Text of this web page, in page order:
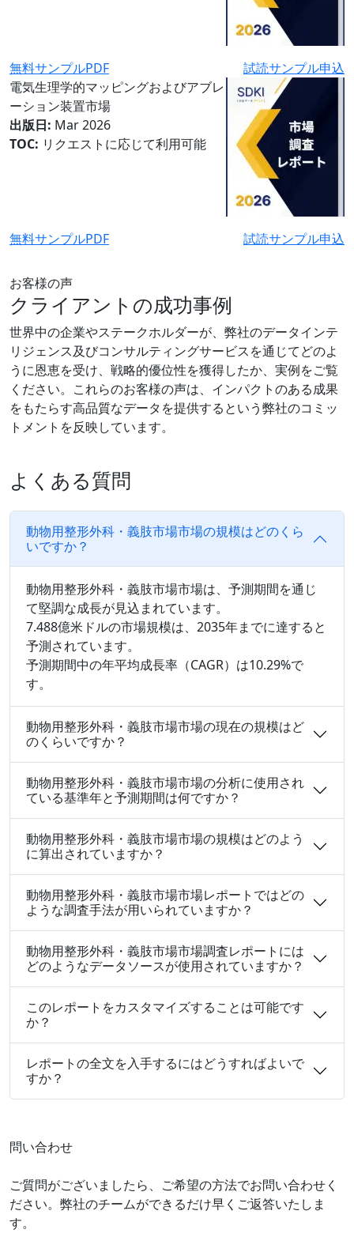
無料サンプルPDF
試読サンプル申込
電気生理学的マッピングおよびアブレ
ーション装置市場
出版日: Mar 2026
TOC: リクエストに応じて利用可能
無料サンプルPDF 試読サンプル申込
お客様の声
クライアントの成功事例
世界中の企業やステークホルダーが、弊社のデータインテ
リジェンス及びコンサルティングサービスを通じてどのよ
うに恩恵を受け、戦略的優位性を獲得したか、実例をご覧
ください。これらのお客様の声は、インパクトのある成果
をもたらす高品質なデータを提供するという弊社のコミッ
トメントを反映しています。
よくある質問
動物用整形外科・義肢市場市場の規模はどのくら
いですか？
動物用整形外科・義肢市場市場は、予測期間を通じ
て堅調な成長が見込まれています。
7.488億米ドルの市場規模は、2035年までに達すると
予測されています。
予測期間中の年平均成長率（CAGR）は10.29%で
す。
動物用整形外科・義肢市場市場の現在の規模はど
のくらいですか？
動物用整形外科・義肢市場市場の分析に使用され
ている基準年と予測期間は何ですか？
動物用整形外科・義肢市場市場の規模はどのよう
に算出されていますか？
動物用整形外科・義肢市場市場レポートではどの
ような調査手法が用いられていますか？
動物用整形外科・義肢市場市場調査レポートには
どのようなデータソースが使用されていますか？
このレポートをカスタマイズすることは可能です
か？
レポートの全文を入手するにはどうすればよいで
すか？
問い合わせ
ご質問がございましたら、ご希望の方法でお問い合わせく
ださい。弊社のチームができるだけ早くご返答いたしま
す。